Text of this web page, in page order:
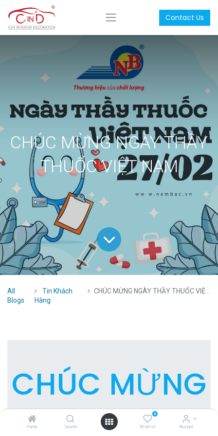
Home Search
0
Wishlist Account
Contact Us
CHÚC MỪNG NGÀY THẦY
THUỐC VIỆT NAM
All
Blogs
Tin Khách
Hàng
CHÚC MỪNG NGÀY THẦY THUỐC VIỆT NAM
CHÚC MỪNG
NGÀY THẦY